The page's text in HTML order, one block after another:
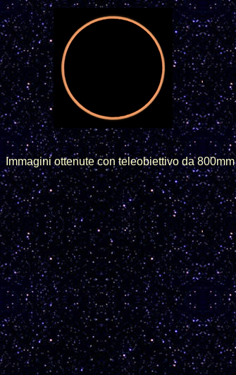
Immagini ottenute con teleobiettivo da